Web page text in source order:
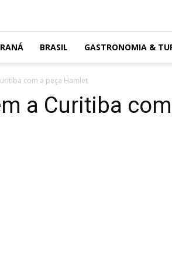
BRASIL GASTRONOMIA &
com a peça Hamlet
a Curitiba